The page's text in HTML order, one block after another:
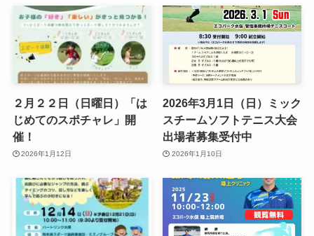
２月２２日（日曜日）「は
じめてのスポチャレ」開
催！
2026年1月12日
2026年3月1日（日）ミック
スチームソフトテニス大会
出場者募集受付中
2026年1月10日